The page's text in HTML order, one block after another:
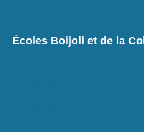
Écoles Boijoli et de la